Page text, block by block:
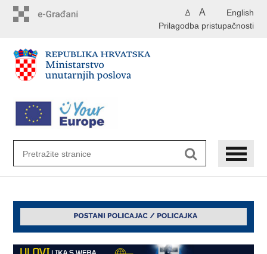
English
A A
Prilagodba pristupačnosti